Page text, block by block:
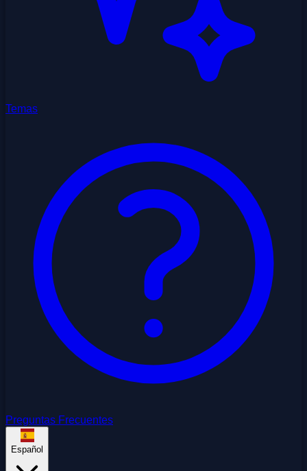
Temas
Preguntas Frecuentes
Español